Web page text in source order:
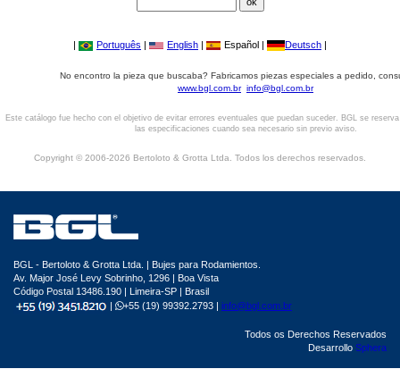
| Português | English | Español | Deutsch |
No encontro la pieza que buscaba? Fabricamos piezas especiales a pedido,
www.bgl.com.br info@bgl.com.br
Este catálogo fue hecho con el objetivo de evitar errores eventuales que puedan suceder. BGL se
las especificaciones cuando sea necesario sin previo aviso.
Copyright © 2006-2026 Bertoloto & Grotta Ltda. Todos los derechos reservados.
BGL - Bertoloto & Grotta Ltda. | Bujes para Rodamientos.
Av. Major José Levy Sobrinho, 1296 | Boa Vista
Código Postal 13486.190 | Limeira-SP | Brasil
|
+55 (19) 99392.2793 | info@bgl.com.br
Todos os Derechos Reservados
Desarrollo Sphera